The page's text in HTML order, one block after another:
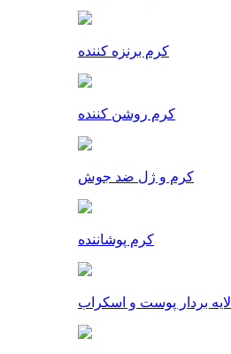
کرم برنزه کننده
کرم روشن کننده
کرم و ژل ضد جوش
کرم پوشاننده
لایه بردار پوست و اسکراب